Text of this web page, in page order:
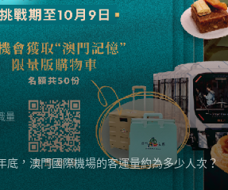
量
底，澳門國際機場的客運量約為多少人次？